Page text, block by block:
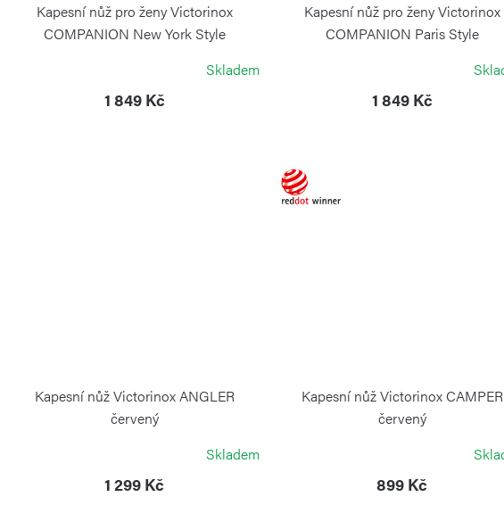
Kapesní nůž pro ženy Victorinox
COMPANION New York Style
Skladem
1 849 Kč
Kapesní nůž pro ženy Victorinox
COMPANION Paris Style
1 849 Kč
Kapesní nůž Victorinox ANGLER
červený
Skladem
1 299 Kč
Kapesní nůž Victorinox CAMPER
červený
899 Kč